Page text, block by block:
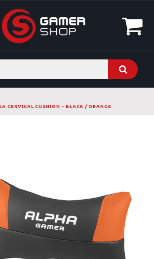
CERVICAL CUSHION - BLACK / ORANGE